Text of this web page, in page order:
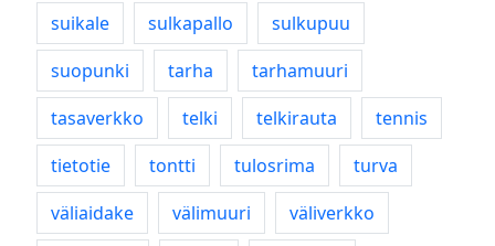
suikale
sulkapallo
sulkupuu
suopunki
tarha
tarhamuuri
tasaverkko
telki telkirauta
tennis
tietotie
tontti tulosrima
turva
väliaidake
välimuuri
väliverkko